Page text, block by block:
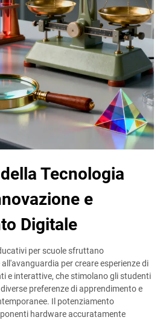
Tecnologia
e
Digitale
per scuole sfruttano
per creare esperienze di
e interattive, che stimolano gli studenti
preferenze di apprendimento e
Il potenziamento
hardware accuratamente